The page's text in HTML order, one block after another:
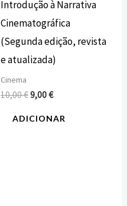
Introdução à Narrativa
Cinematográfica
(Segunda edição, revista
e atualizada)
Cinema
10,00€9,00€
ADICIONAR